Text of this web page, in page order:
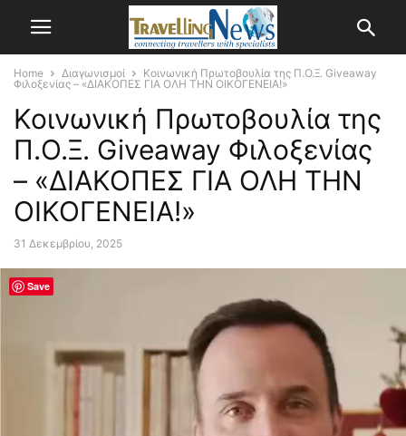
Home Διαγωνισμοί
Κοινωνική Πρωτοβουλία της Π.Ο.Ξ. Giveaway
Φιλοξενίας – «ΔΙΑΚΟΠΕΣ ΓΙΑ ΟΛΗ ΤΗΝ ΟΙΚΟΓΕΝΕΙΑ!»
Κοινωνική Πρωτοβουλία της
Π.Ο.Ξ. Giveaway Φιλοξενίας
– «ΔΙΑΚΟΠΕΣ ΓΙΑ ΟΛΗ ΤΗΝ
ΟΙΚΟΓΕΝΕΙΑ!»
31 Δεκεμβρίου, 2025
Save